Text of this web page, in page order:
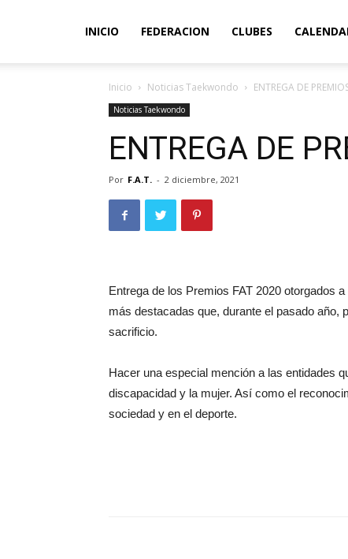
INICIO FEDERACION CLUBES
Inicio Noticias Taekwondo ENTREGA DE
Noticias Taekwondo
ENTREGA DE
Por F.A.T. - 2 diciembre, 2021
Entrega de los Premios FAT 2020 otorgados
más destacadas que, durante el pasado año,
sacrificio.
Hacer una especial mención a las entidades
discapacidad y la mujer. Así como el
sociedad y en el deporte.